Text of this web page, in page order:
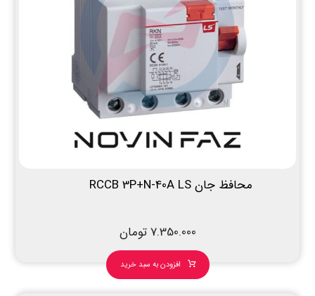
محافظ جان RCCB 3P+N-40A LS
7.350.000 تومان
افزودن به سبد خرید